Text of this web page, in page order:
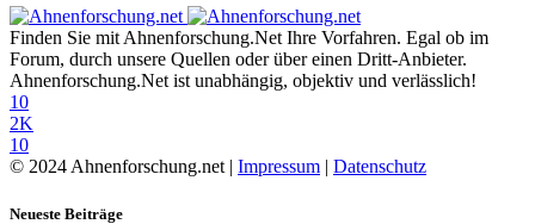
Finden Sie mit Ahnenforschung.Net Ihre Vorfahren. Egal ob im
Forum, durch unsere Quellen oder über einen Dritt-Anbieter.
Ahnenforschung.Net ist unabhängig, objektiv und verlässlich!
10
2K
10
© 2024 Ahnenforschung.net | Impressum Datenschutz
Neueste Beiträge